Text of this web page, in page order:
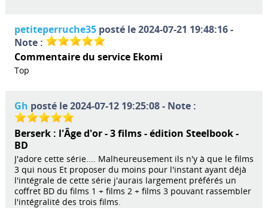
petiteperruche35posté le 2024-07-21 19:48:16 -
Note :
Commentaire du service Ekomi
Top
Gh posté le 2024-07-12 19:25:08 - Note :
Berserk : l'Âge d'or - 3 films - édition Steelbook -
BD
J'adore cette série.... Malheureusement ils n'y à que le films
3 qui nous Et proposer du moins pour l'instant ayant déjà
l'intégrale de cette série j'aurais largement préférés un
coffret BD du films 1 + films 2 + films 3 pouvant rassembler
l'intégralité des trois films.